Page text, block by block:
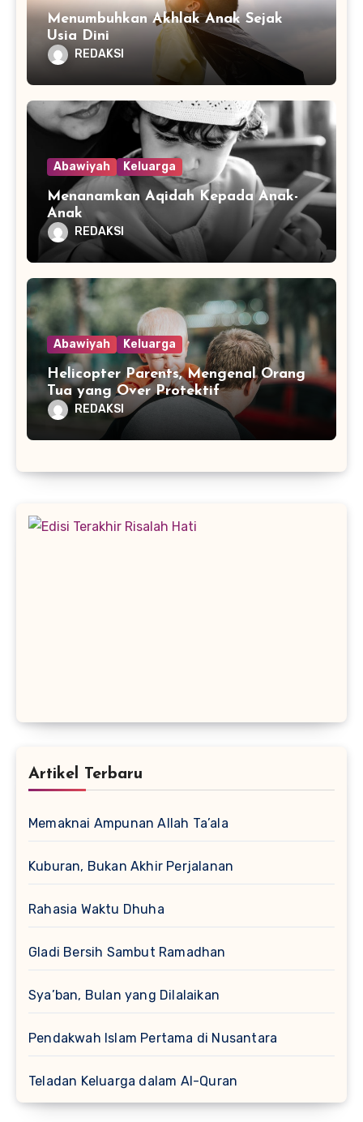
Menumbuhkan Akhlak Anak Sejak
Usia Dini
REDAKSI
Abawiyah Keluarga
Menanamkan Aqidah Kepada Anak-
Anak
REDAKSI
Abawiyah Keluarga
Helicopter Parents, Mengenal Orang
Tua yang Over Protektif
REDAKSI
Artikel Terbaru
Memaknai Ampunan Allah Ta’ala
Kuburan, Bukan Akhir Perjalanan
Rahasia Waktu Dhuha
Gladi Bersih Sambut Ramadhan
Sya’ban, Bulan yang Dilalaikan
Pendakwah Islam Pertama di Nusantara
Teladan Keluarga dalam Al-Quran